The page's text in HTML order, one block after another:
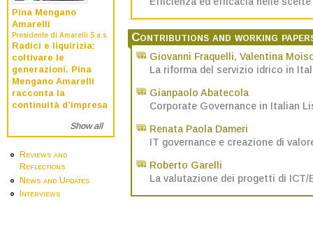
Pina Mengano
Amarelli
Presidente di Amarelli S.a.s.
Radici e liquirizia:
coltivare le
generazioni. Pina
Mengano Amarelli
racconta la
continuità d’impresa
Show all
Reviews and
Reflections
News and Updates
Interviews
Contributions and working
Giovanni Fraquelli, Valentina
La riforma del servizio idrico in
Gianpaolo Abatecola
Corporate Governance in Italian
Renata Paola Dameri
IT governance e creazione di
Roberto Garelli
La valutazione dei progetti di ICT/